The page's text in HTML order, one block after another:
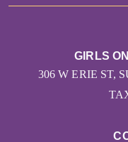
GIRLS
306 W ERIE ST,